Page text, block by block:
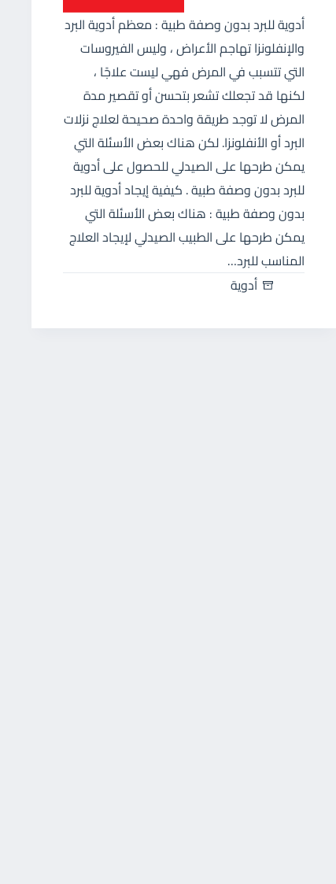
أدوية للبرد بدون وصفة طبية : معظم أدوية البرد
والإنفلونزا تهاجم الأعراض ، وليس الفيروسات
التي تتسبب في المرض فهي ليست علاجًا ،
لكنها قد تجعلك تشعر بتحسن أو تقصير مدة
المرض لا توجد طريقة واحدة صحيحة لعلاج نزلات
البرد أو الأنفلونزا. لكن هناك بعض الأسئلة التي
يمكن طرحها على الصيدلي للحصول على أدوية
للبرد بدون وصفة طبية . كيفية إيجاد أدوية للبرد
بدون وصفة طبية : هناك بعض الأسئلة التي
يمكن طرحها على الطبيب الصيدلي لإيجاد العلاج
المناسب للبرد…
أدوية